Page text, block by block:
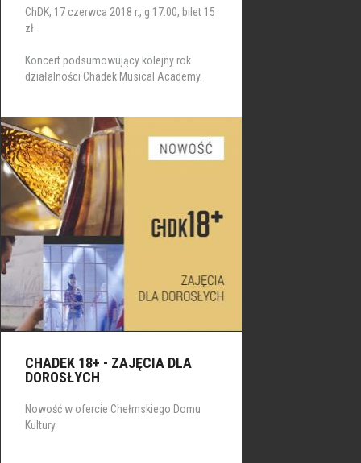
ChDK, 17 czerwca 2018 r., g.17.00, bilet 15
zł
Koncert podsumowujący kolejny rok
działalności Chadek Musical Academy.
CHADEK 18+ - ZAJĘCIA DLA
DOROSŁYCH
Nowość w ofercie Chełmskiego Domu
Kultury.